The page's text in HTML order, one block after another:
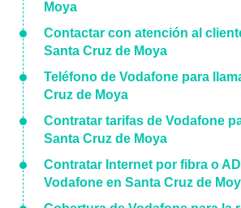
Moya
Contactar con atención al
Santa Cruz de Moya
Teléfono de Vodafone para
Cruz de Moya
Contratar tarifas de Vodafone
Santa Cruz de Moya
Contratar Internet por fibra o
Vodafone en Santa Cruz de